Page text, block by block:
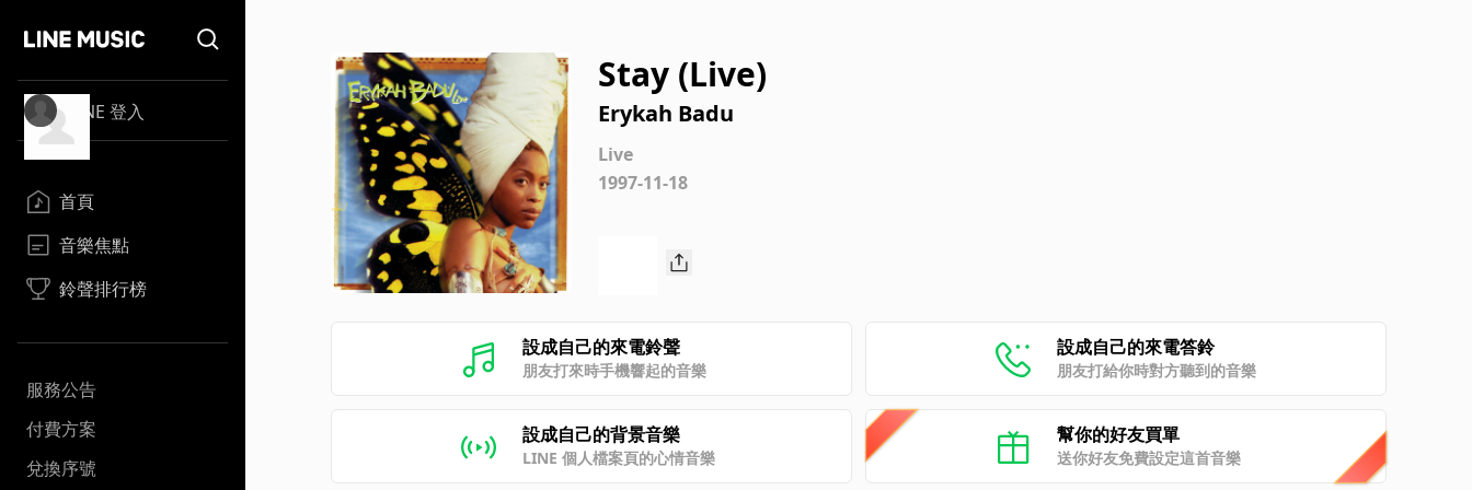
LINE 登入
首頁
音樂焦點
鈴聲排行榜
服務公告
付費方案
兌換序號
Stay (Live)
Erykah Badu
Live
1997-11-18
設成自己的來電鈴聲
朋友打來時手機響起的音樂
設成自己的來電答鈴
朋友打給你時對方聽到的音樂
設成自己的背景音樂
LINE 個人檔案頁的心情音樂
幫你的好友買單
送你好友免費設定這首音樂